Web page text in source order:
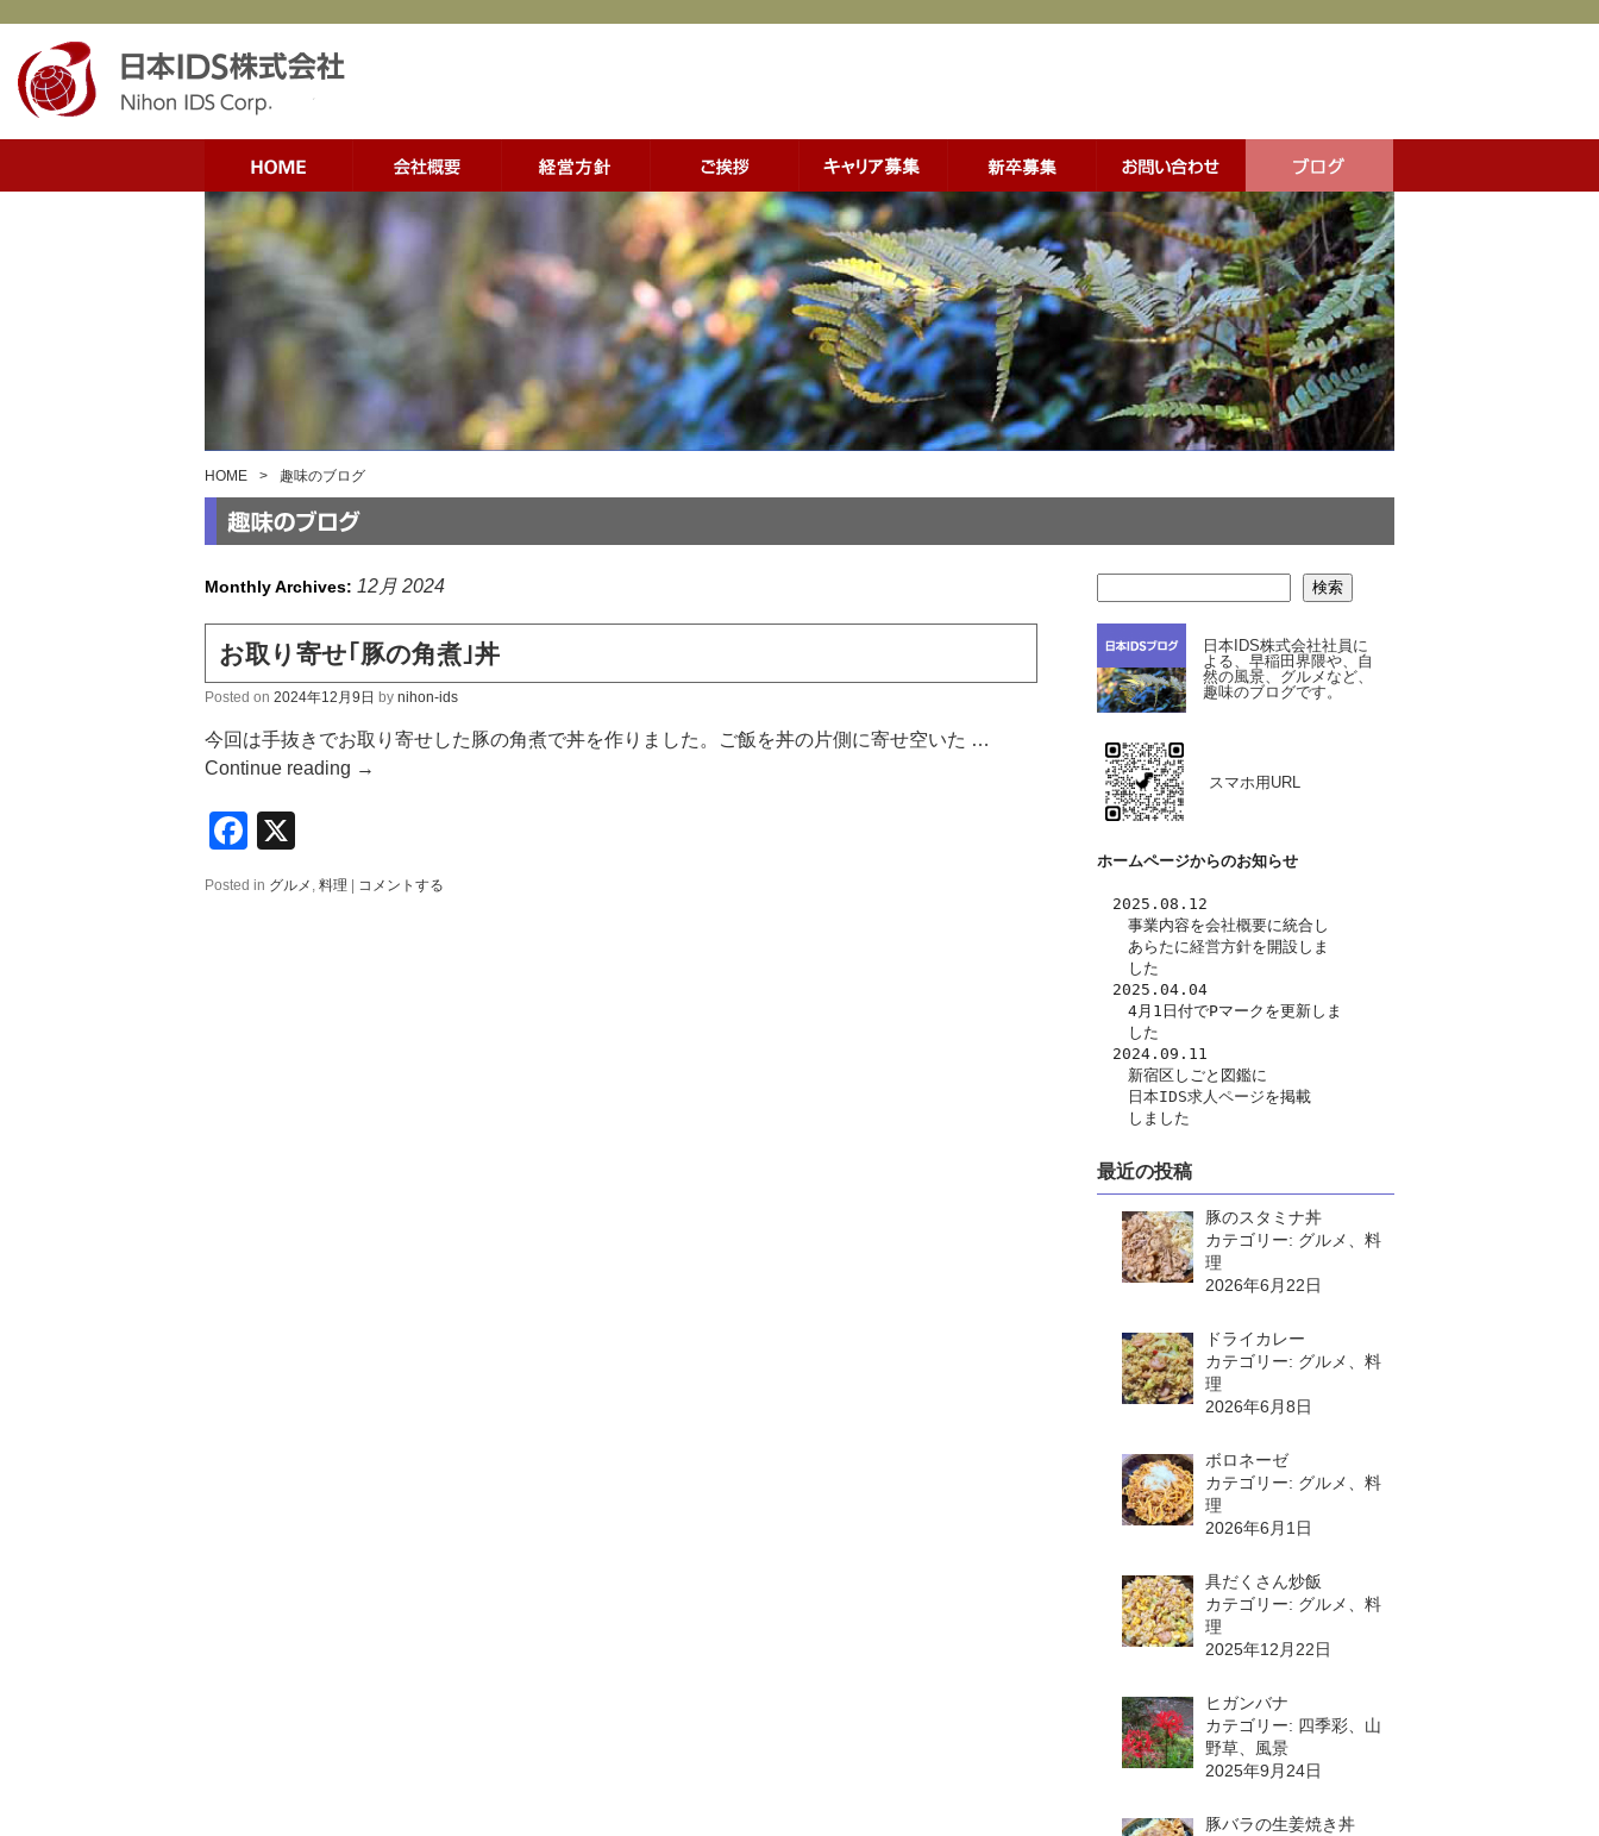
HOME > 趣味のブログ
Monthly Archives: 12月 2024
お取り寄せ｢豚の角煮｣丼
Posted on 2024年12月9日 by nihon-ids
今回は手抜きでお取り寄せした豚の角煮で丼を作りました。ご飯を丼の片側に寄せ空いた …
Continue reading →
Facebook
Posted in グルメ , 料理 コメントする
検索
日本IDS株式会社社員に
よる、早稲田界隈や、自
然の風景、グルメなど、
趣味のブログです。
スマホ用URL
ホームページからのお知らせ
2025.08.12
事業内容を会社概要に統合し
あらたに経営方針を開設しま
した
2025.04.04
4月1日付でPマークを更新しま
した
2024.09.11
新宿区しごと図鑑に
日本IDS求人ページを掲載
しました
最近の投稿
豚のスタミナ丼
カテゴリー: グルメ、料
理
2026年6月22日
ドライカレー
カテゴリー: グルメ、料
理
2026年6月8日
ボロネーゼ
カテゴリー: グルメ、料
理
2026年6月1日
具だくさん炒飯
カテゴリー: グルメ、料
理
2025年12月22日
ヒガンバナ
カテゴリー: 四季彩、山
野草、風景
2025年9月24日
豚バラの生姜焼き丼